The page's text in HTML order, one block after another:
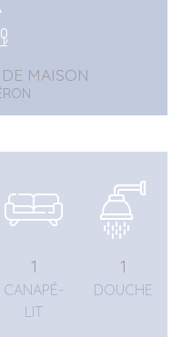
MAISON
1
CANAPÉ-
LIT
1
DOUCHE